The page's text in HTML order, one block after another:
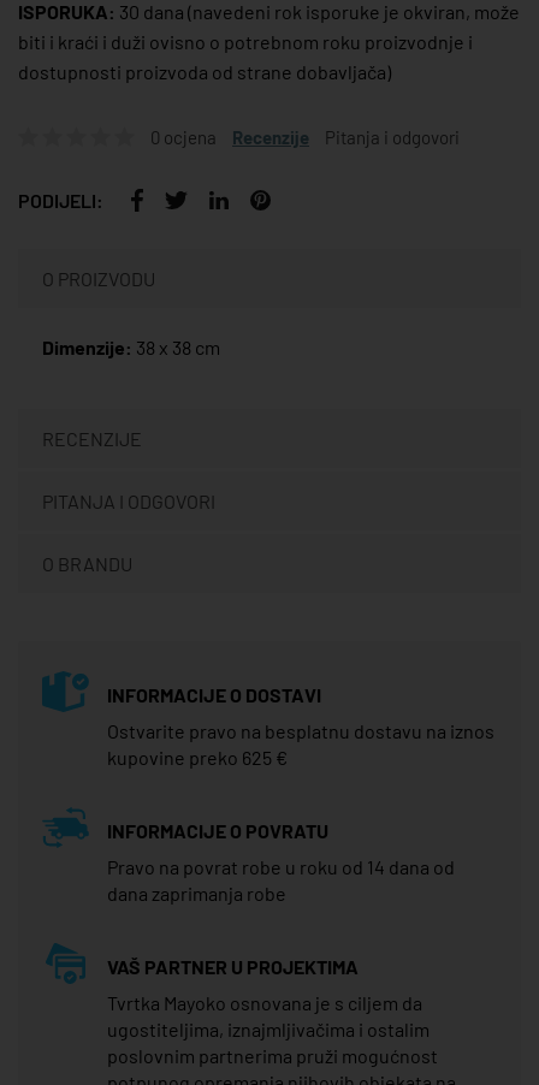
ISPORUKA: 30 dana (navedeni rok isporuke je okviran, može
biti i kraći i duži ovisno o potrebnom roku proizvodnje i
dostupnosti proizvoda od strane dobavljača)
0 ocjena Recenzije Pitanja i odgovori
PODIJELI:
O PROIZVODU
Dimenzije: 38 x 38 cm
RECENZIJE
PITANJA I ODGOVORI
O BRANDU
INFORMACIJE O DOSTAVI
Ostvarite pravo na besplatnu dostavu na iznos
kupovine preko 625 €
INFORMACIJE O POVRATU
Pravo na povrat robe u roku od 14 dana od
dana zaprimanja robe
VAŠ PARTNER U PROJEKTIMA
Tvrtka Mayoko osnovana je s ciljem da
ugostiteljima, iznajmljivačima i ostalim
poslovnim partnerima pruži mogućnost